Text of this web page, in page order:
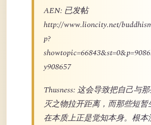
AEN: 已发帖
http://www.lioncity.net/
p?
y908657
Thusness: 这会导致把自己与
灭之物拉开距离，而那些短暂
在本质上正是觉知本身。根本